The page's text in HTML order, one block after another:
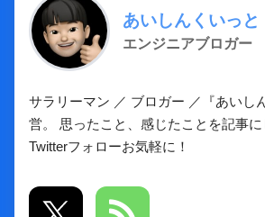
あいしんくいっと
エンジニアブロガー
サラリーマン ／ ブロガー ／『あいし
営。 思ったこと、感じたことを記事に
Twitterフォローお気軽に！